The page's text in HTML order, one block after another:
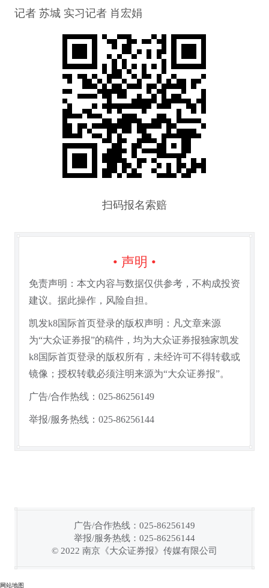
记者 苏城 实习记者 肖宏娟
扫码报名索赔
• 声明 •
免责声明：本文内容与数据仅供参考，不构成投资
建议。据此操作，风险自担。
凯发k8国际首页登录的版权声明：凡文章来源
为“大众证券报”的稿件，均为大众证券报独家凯发
k8国际首页登录的版权所有，未经许可不得转载或
镜像；授权转载必须注明来源为“大众证券报”。
广告/合作热线：025-86256149
举报/服务热线：025-86256144
广告/合作热线：025-86256149
举报/服务热线：025-86256144
© 2022 南京《大众证券报》传媒有限公司
链接复制成功！
网站地图